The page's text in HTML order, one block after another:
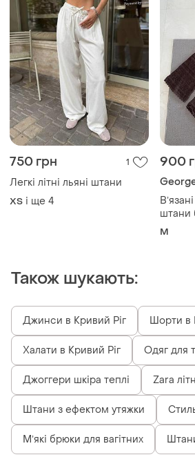
750 грн 1
Легкі літні льяні штани
ХS і ще 4
900
штани
M
Також шукають:
Джинси в Кривий Ріг Шорти в
Халати в Кривий Ріг Одяг для
Джоггери шкіра теплі Zara
Штани з ефектом утяжки
Мʼякі брюки для вагітних